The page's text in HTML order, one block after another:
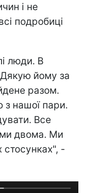
і не
подробиці
люди. В
йому за
разом.
з нашої пари.
Все
двома. Ми
-